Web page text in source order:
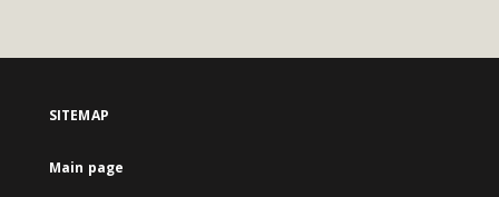
SITEMAP
Main page